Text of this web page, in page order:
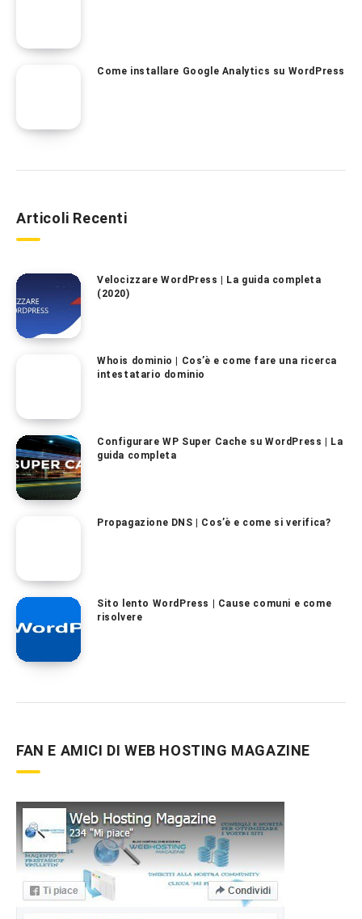
Come installare Google Analytics su WordPress
Articoli Recenti
Velocizzare WordPress | La guida completa
(2020)
Whois dominio | Cos’è e come fare una ricerca
intestatario dominio
Configurare WP Super Cache su WordPress | La
guida completa
Propagazione DNS | Cos’è e come si verifica?
Sito lento WordPress | Cause comuni e come
risolvere
FAN E AMICI DI WEB HOSTING MAGAZINE